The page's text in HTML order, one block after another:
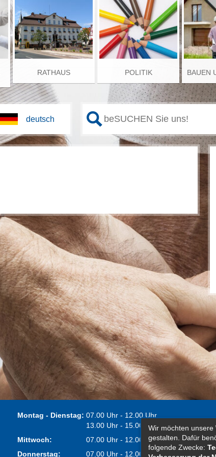
RATHAUS POLITIK BAUEN
Montag - Dienstag: 07.00 Uhr - 12.00 Uhr
13.00 Uhr - 15.00 Uhr
Mittwoch:
07.00 Uhr - 12.00 Uhr
Donnerstag:
07.00 Uhr - 12.00 Uhr
Wir möchten unsere
gestalten. Dafür
folgende Zwecke: